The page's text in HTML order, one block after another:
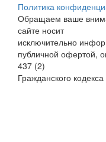
Политика
Обращаем ваше
сайте носит
исключительно
публичной офертой,
437 (2)
Гражданского